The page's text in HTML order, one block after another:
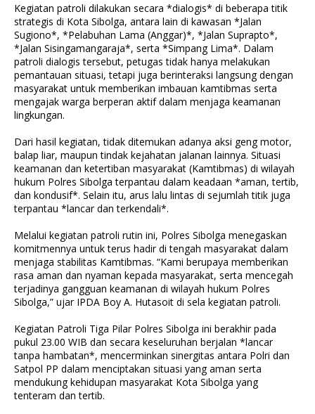
Kegiatan patroli dilakukan secara *dialogis* di beberapa titik
strategis di Kota Sibolga, antara lain di kawasan *Jalan
Sugiono*, *Pelabuhan Lama (Anggar)*, *Jalan Suprapto*,
*Jalan Sisingamangaraja*, serta *Simpang Lima*. Dalam
patroli dialogis tersebut, petugas tidak hanya melakukan
pemantauan situasi, tetapi juga berinteraksi langsung dengan
masyarakat untuk memberikan imbauan kamtibmas serta
mengajak warga berperan aktif dalam menjaga keamanan
lingkungan.
Dari hasil kegiatan, tidak ditemukan adanya aksi geng motor,
balap liar, maupun tindak kejahatan jalanan lainnya. Situasi
keamanan dan ketertiban masyarakat (Kamtibmas) di wilayah
hukum Polres Sibolga terpantau dalam keadaan *aman, tertib,
dan kondusif*. Selain itu, arus lalu lintas di sejumlah titik juga
terpantau *lancar dan terkendali*.
Melalui kegiatan patroli rutin ini, Polres Sibolga menegaskan
komitmennya untuk terus hadir di tengah masyarakat dalam
menjaga stabilitas Kamtibmas. “Kami berupaya memberikan
rasa aman dan nyaman kepada masyarakat, serta mencegah
terjadinya gangguan keamanan di wilayah hukum Polres
Sibolga,” ujar IPDA Boy A. Hutasoit di sela kegiatan patroli.
Kegiatan Patroli Tiga Pilar Polres Sibolga ini berakhir pada
pukul 23.00 WIB dan secara keseluruhan berjalan *lancar
tanpa hambatan*, mencerminkan sinergitas antara Polri dan
Satpol PP dalam menciptakan situasi yang aman serta
mendukung kehidupan masyarakat Kota Sibolga yang
tenteram dan tertib.